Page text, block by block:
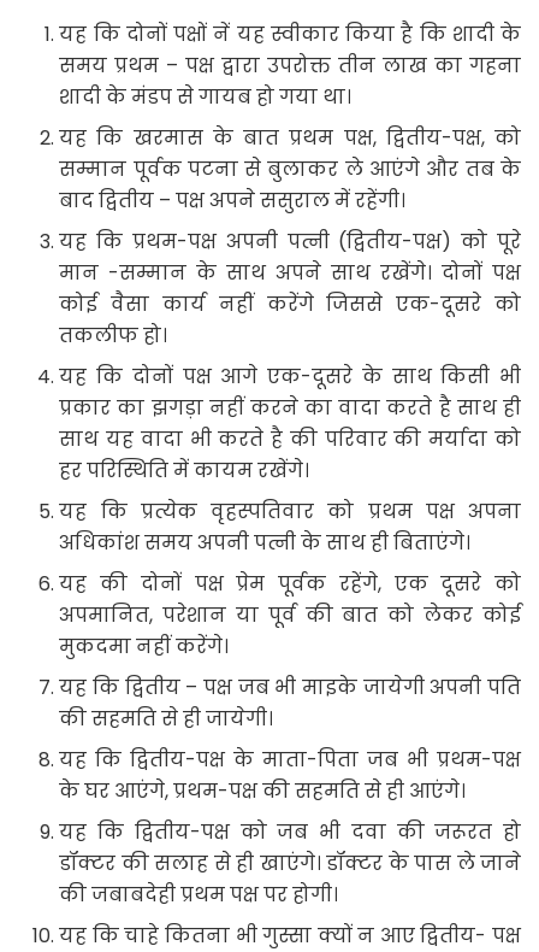
यह कि दोनों पक्षों नें यह स्वीकार किया है कि शादी के
समय प्रथम – पक्ष द्वारा उपरोक्त तीन लाख का गहना
शादी के मंडप से गायब हो गया था।
यह कि खरमास के बात प्रथम पक्ष, द्वितीय-पक्ष, को
सम्मान पूर्वक पटना से बुलाकर ले आएंगे और तब के
बाद द्वितीय – पक्ष अपने ससुराल में रहेंगी।
यह कि प्रथम-पक्ष अपनी पत्नी (द्वितीय-पक्ष) को पूरे
मान -सम्मान के साथ अपने साथ रखेंगे। दोनों पक्ष
कोई वैसा कार्य नहीं करेंगे जिससे एक-दूसरे को
तकलीफ हो।
यह कि दोनों पक्ष आगे एक-दूसरे के साथ किसी भी
प्रकार का झगड़ा नहीं करने का वादा करते है साथ ही
साथ यह वादा भी करते है की परिवार की मर्यादा को
हर परिस्थिति में कायम रखेंगे।
यह कि प्रत्येक वृहस्पतिवार को प्रथम पक्ष अपना
अधिकांश समय अपनी पत्नी के साथ ही बिताएंगे।
यह की दोनों पक्ष प्रेम पूर्वक रहेंगे, एक दूसरे को
अपमानित, परेशान या पूर्व की बात को लेकर कोई
मुकदमा नहीं करेंगे।
यह कि द्वितीय – पक्ष जब भी माइके जायेगी अपनी पति
की सहमति से ही जायेगी।
यह कि द्वितीय-पक्ष के माता-पिता जब भी प्रथम-पक्ष
के घर आएंगे, प्रथम-पक्ष की सहमति से ही आएंगे।
यह कि द्वितीय-पक्ष को जब भी दवा की जरूरत हो
डॉक्टर की सलाह से ही खाएंगे। डॉक्टर के पास ले जाने
की जबाबदेही प्रथम पक्ष पर होगी।
यह कि चाहे कितना भी गुस्सा क्यों न आए द्वितीय- पक्ष